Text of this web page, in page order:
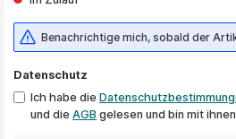
Benachrichtige mich, sobald der
Datenschutz
Ich habe die
und dieAGB gelesen und bin mit